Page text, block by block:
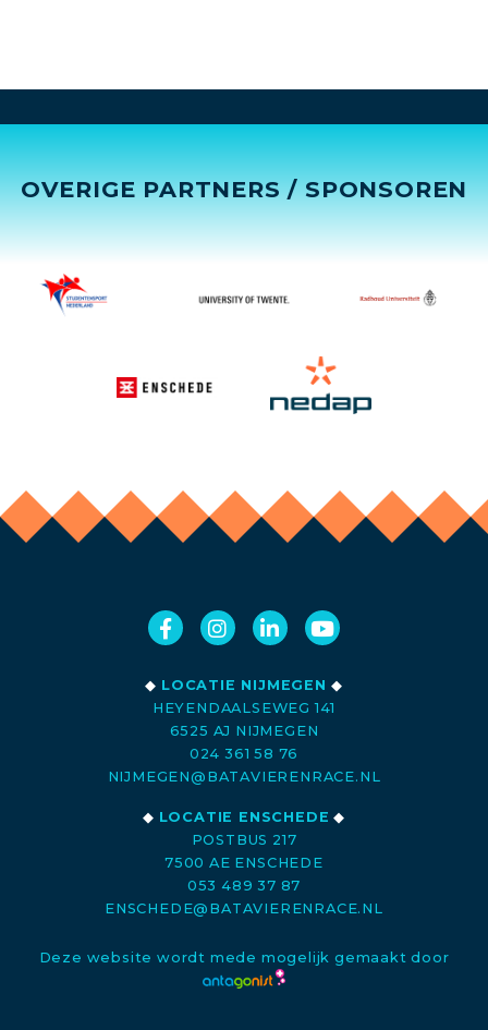
OVERIGE PARTNERS / SPONSOREN
◆ LOCATIE NIJMEGEN ◆
HEYENDAALSEWEG 141
6525 AJ NIJMEGEN
024 361 58 76
NIJMEGEN@BATAVIERENRACE.NL
◆ LOCATIE ENSCHEDE ◆
POSTBUS 217
7500 AE ENSCHEDE
053 489 37 87
ENSCHEDE@BATAVIERENRACE.NL
Deze website wordt mede mogelijk gemaakt door